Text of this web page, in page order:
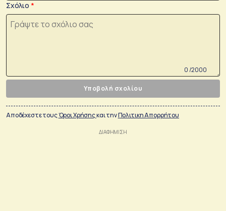
Σχόλιο
0 /2000
Υποβολή σχολίου
Αποδέχεστε τουςΌροι Χρήσηςκαι τηνΠολιτικη Απορρήτου